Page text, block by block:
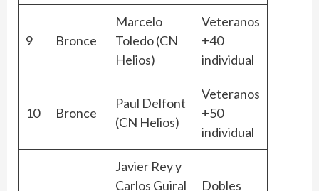
9 Bronce
Marcelo
Toledo (CN
Helios)
Veteranos
+40
individual
10 Bronce
Paul Delfont
(CN Helios)
Veteranos
+50
individual
Javier Rey y
Carlos Guiral
Dobles